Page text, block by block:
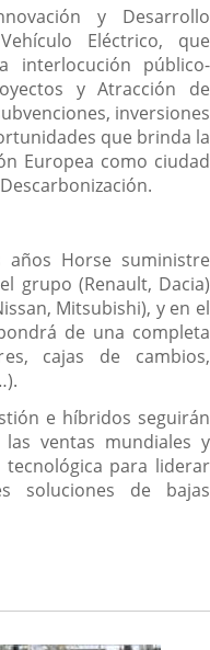
y Desarrollo
Eléctrico, que
interlocución público-
y Atracción de
inversiones
que brinda la
Europea como ciudad
Horse suministre
grupo (Renault, Dacia)
Mitsubishi), y en el
de una completa
cajas de cambios,
e híbridos seguirán
ventas mundiales y
para liderar
soluciones de bajas